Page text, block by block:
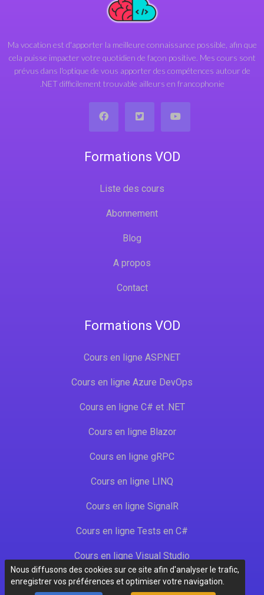
Nous diffusons des cookies sur ce site afin d'analyser le trafic,
enregistrer vos préférences et optimiser votre navigation.
Ma vocation est d'apporter la meilleure connaissance possible, afin que
cela puisse impacter votre quotidien de façon positive. Mes cours sont
prévus dans l'optique de vous apporter des compétences autour de
.NET difficilement trouvable ailleurs en francophonie
Formations VOD
Liste des cours
Abonnement
Blog
A propos
Contact
Formations VOD
Cours en ligne ASP.NET
Cours en ligne Azure DevOps
Cours en ligne C# et .NET
Cours en ligne Blazor
Cours en ligne gRPC
Cours en ligne LINQ
Cours en ligne SignalR
Cours en ligne Tests en C#
Cours en ligne Visual Studio